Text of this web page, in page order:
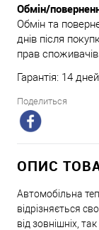
Обмін/
Обмін та
днів після
прав споживачів
Гарантія: 14 дней
Поделиться
ОПИС
Автомобільна
відрізняється
від зовнішніх,